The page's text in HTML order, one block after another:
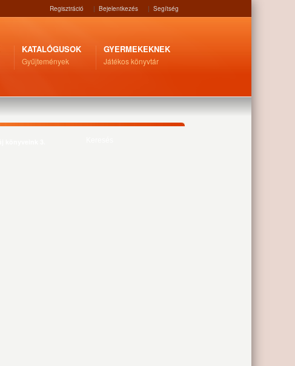
Regisztráció | Bejelentkezés | Segítség
KATALÓGUSOK
Gyűjtemények
GYERMEKEKNEK
Játékos könyvtár